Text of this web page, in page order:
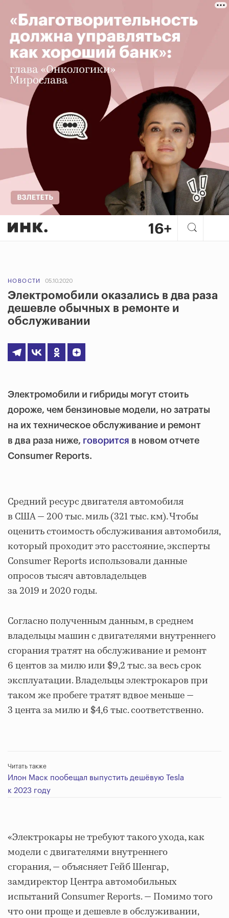
НОВОСТИ 05.10.2020
Электромобили оказались в два раза
дешевле обычных в ремонте и
обслуживании
Электромобили и гибриды могут стоить
дороже, чем бензиновые модели, но затраты
на их техническое обслуживание и ремонт
в два раза ниже, говорится в новом отчете
Consumer Reports.
Средний ресурс двигателя автомобиля
в США — 200 тыс. миль (321 тыс. км). Чтобы
оценить стоимость обслуживания автомобиля,
который проходит это расстояние, эксперты
Consumer Reports использовали данные
опросов тысяч автовладельцев
за 2019 и 2020 годы.
Согласно полученным данным, в среднем
владельцы машин с двигателями внутреннего
сгорания тратят на обслуживание и ремонт
6 центов за милю или $9,2 тыс. за весь срок
эксплуатации. Владельцы электрокаров при
таком же пробеге тратят вдвое меньше —
3 цента за милю и $4,6 тыс. соответственно.
Читать также
Илон Маск пообещал выпустить дешёвую Tesla
к 2023 году
«Электрокары не требуют такого ухода, как
модели с двигателями внутреннего
сгорания, — объясняет Гейб Шенгар,
замдиректор Центра автомобильных
испытаний Consumer Reports. — Помимо того
что они проще и дешевле в обслуживании,